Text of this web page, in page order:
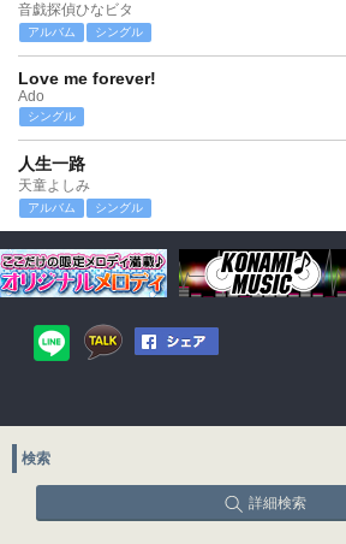
音戯探偵ひなビタ
アルバム シングル
Love me forever!
Ado
シングル
人生一路
天童よしみ
アルバム シングル
検索
詳細検索